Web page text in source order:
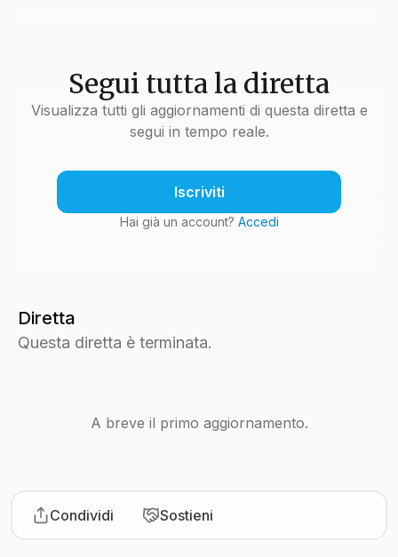
Segui tutta la diretta
Visualizza tutti gli aggiornamenti di questa diretta e
segui in tempo reale.
Iscriviti
Hai già un account? Accedi
Diretta
Questa diretta è terminata.
A breve il primo aggiornamento.
Condividi Sostieni